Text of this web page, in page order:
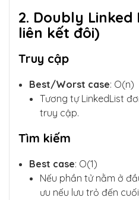
2. Doubly Linked
liên kết đôi)
Truy cập
Best/Worst case: O(n)
Tương tự LinkedList
truy cập.
Tìm kiếm
Best case: O(1)
Nếu phần tử nằm ở
ưu nếu lưu trỏ đến